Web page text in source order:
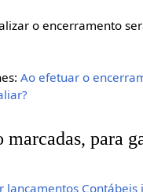
o encerramento
Ao efetuar o
marcadas, para
lançamentos Contábeis